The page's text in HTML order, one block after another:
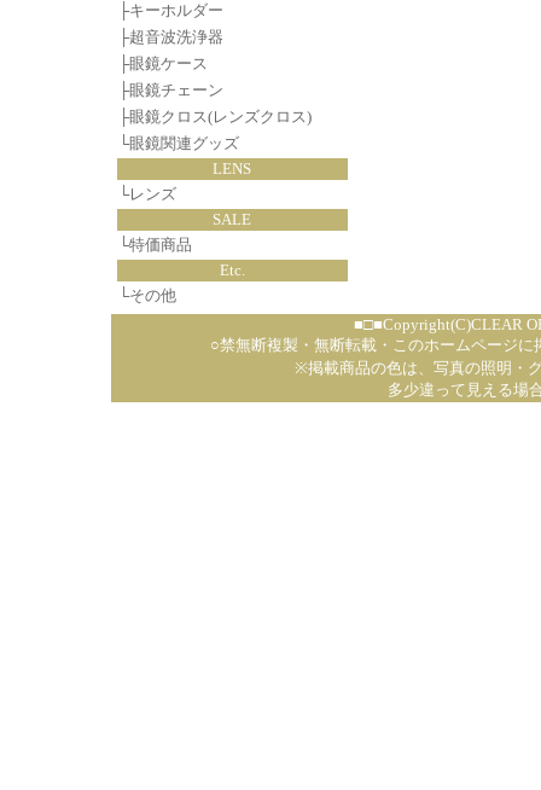
├キーホルダー
├超音波洗浄器
├眼鏡ケース
├眼鏡チェーン
├眼鏡クロス(レンズクロス)
└眼鏡関連グッズ
LENS
└レンズ
SALE
└特価商品
Etc.
└その他
■□■Copyright(C)CLEAR
○禁無断複製・無断転載・このホームページ
※掲載商品の色は、写真の照明・
多少違って見える場